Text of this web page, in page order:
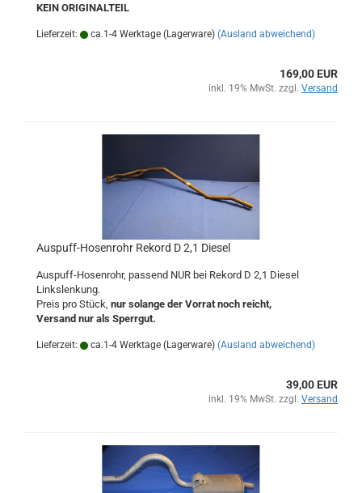
KEIN ORIGINALTEIL
Lieferzeit: ca.1-4 Werktage (Lagerware) (Ausland abweichend)
169,00 EUR
inkl. 19% MwSt. zzgl. Versand
Auspuff-Hosenrohr Rekord D 2,1 Diesel
Auspuff-Hosenrohr, passend NUR bei Rekord D 2,1 Diesel
Linkslenkung.
Preis pro Stück, nur solange der Vorrat noch reicht,
Versand nur als Sperrgut.
Lieferzeit: ca.1-4 Werktage (Lagerware) (Ausland abweichend)
39,00 EUR
inkl. 19% MwSt. zzgl. Versand